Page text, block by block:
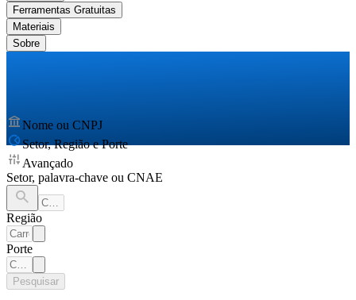
Ferramentas Gratuitas
Materiais
Sobre
Nome ou CNPJ
Setor, Região e Porte
Avançado
Setor, palavra-chave ou CNAE
Região
Porte
Pesquisar